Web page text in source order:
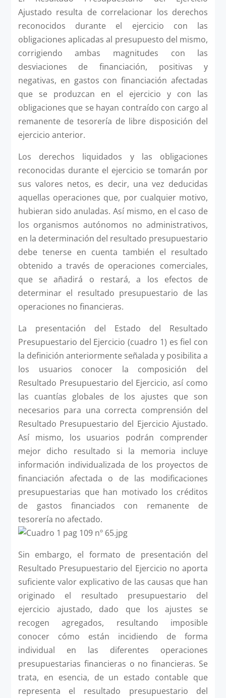
Ajustado resulta de correlacionar los derechos
reconocidos durante el ejercicio con las
obligaciones aplicadas al presupuesto del mismo,
corrigiendo ambas magnitudes con las
desviaciones de financiación, positivas y
negativas, en gastos con financiación afectadas
que se produzcan en el ejercicio y con las
obligaciones que se hayan contraído con cargo al
remanente de tesorería de libre disposición del
ejercicio anterior.
Los derechos liquidados y las obligaciones
reconocidas durante el ejercicio se tomarán por
sus valores netos, es decir, una vez deducidas
aquellas operaciones que, por cualquier motivo,
hubieran sido anuladas. Así mismo, en el caso de
los organismos autónomos no administrativos,
en la determinación del resultado presupuestario
debe tenerse en cuenta también el resultado
obtenido a través de operaciones comerciales,
que se añadirá o restará, a los efectos de
determinar el resultado presupuestario de las
operaciones no financieras.
La presentación del Estado del Resultado
Presupuestario del Ejercicio (cuadro 1) es fiel con
la definición anteriormente señalada y posibilita a
los usuarios conocer la composición del
Resultado Presupuestario del Ejercicio, así como
las cuantías globales de los ajustes que son
necesarios para una correcta comprensión del
Resultado Presupuestario del Ejercicio Ajustado.
Así mismo, los usuarios podrán comprender
mejor dicho resultado si la memoria incluye
información individualizada de los proyectos de
financiación afectada o de las modificaciones
presupuestarias que han motivado los créditos
de gastos financiados con remanente de
tesorería no afectado.
Sin embargo, el formato de presentación del
Resultado Presupuestario del Ejercicio no aporta
suficiente valor explicativo de las causas que han
originado el resultado presupuestario del
ejercicio ajustado, dado que los ajustes se
recogen agregados, resultando imposible
conocer cómo están incidiendo de forma
individual en las diferentes operaciones
presupuestarias financieras o no financieras. Se
trata, en esencia, de un estado contable que
representa el resultado presupuestario del